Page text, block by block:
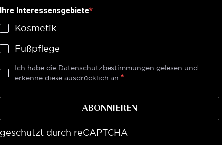
Ihre Interessensgebiete
Kosmetik
Fußpflege
Ich habe die Datenschutzbestimmungen gelesen und
erkenne diese ausdrücklich an.
ABONNIEREN
geschützt durch reCAPTCHA